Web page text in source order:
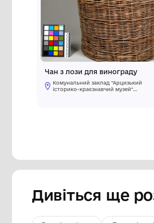
Інші